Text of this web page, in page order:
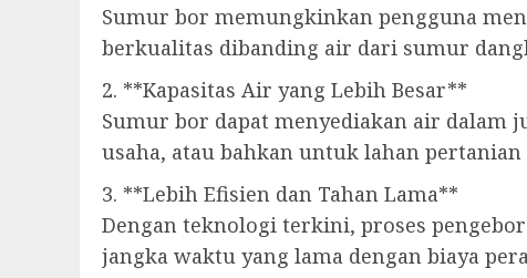
Sumur bor memungkinkan pengguna
berkualitas dibanding air dari sumur
2. **Kapasitas Air yang Lebih Besar**
Sumur bor dapat menyediakan air dalam
usaha, atau bahkan untuk lahan
3. **Lebih Efisien dan Tahan Lama**
Dengan teknologi terkini, proses
jangka waktu yang lama dengan biaya